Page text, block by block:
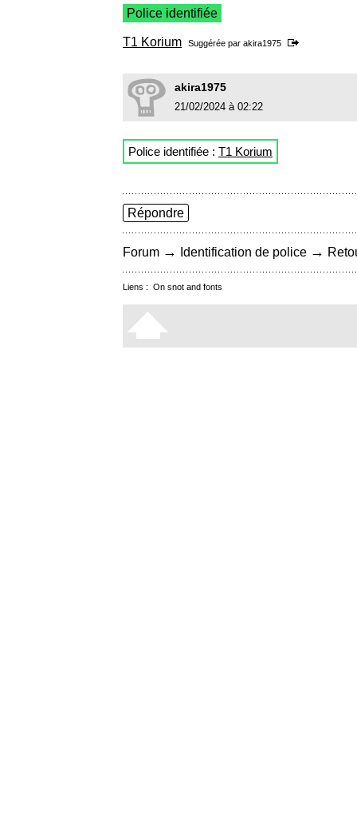
Police identifiée
T1 Korium Suggérée par akira1975
akira1975
21/02/2024 à 02:22
Police identifiée : T1 Korium
Répondre
Forum → Identification de police →
Liens : On snot and fonts